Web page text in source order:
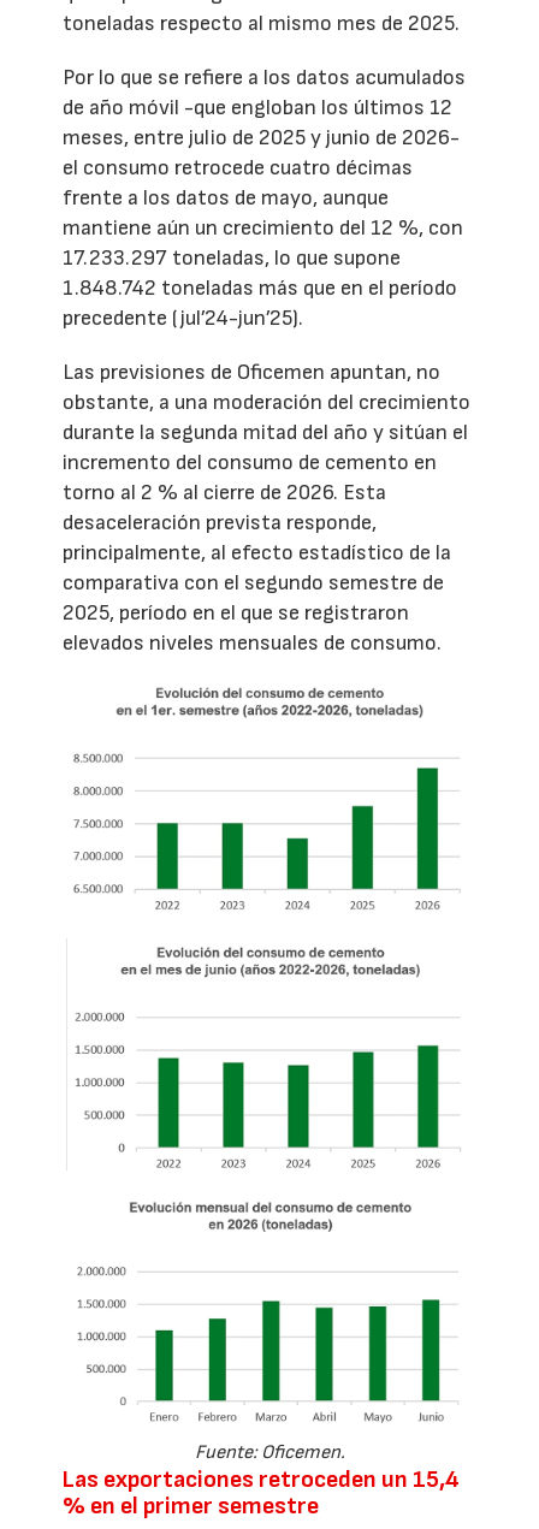
toneladas respecto al mismo mes de 2025.
Por lo que se refiere a los datos acumulados
de año móvil -que engloban los últimos 12
meses, entre julio de 2025 y junio de 2026-
el consumo retrocede cuatro décimas
frente a los datos de mayo, aunque
mantiene aún un crecimiento del 12 %, con
17.233.297 toneladas, lo que supone
1.848.742 toneladas más que en el período
precedente (jul’24-jun’25).
Las previsiones de Oficemen apuntan, no
obstante, a una moderación del crecimiento
durante la segunda mitad del año y sitúan el
incremento del consumo de cemento en
torno al 2 % al cierre de 2026. Esta
desaceleración prevista responde,
principalmente, al efecto estadístico de la
comparativa con el segundo semestre de
2025, período en el que se registraron
elevados niveles mensuales de consumo.
Fuente: Oficemen.
Las exportaciones retroceden un 15,4
% en el primer semestre